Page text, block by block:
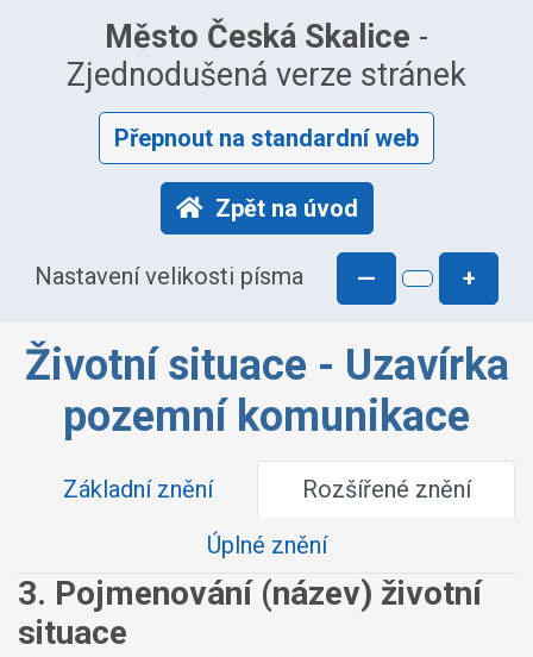
Město Česká Skalice -
Zjednodušená verze stránek
Přepnout na standardní web
Zpět na úvod
Nastavení velikosti písma — +
Životní situace - Uzavírka
pozemní komunikace
Základní znění
Rozšířené znění
Úplné znění
3. Pojmenování (název) životní
situace